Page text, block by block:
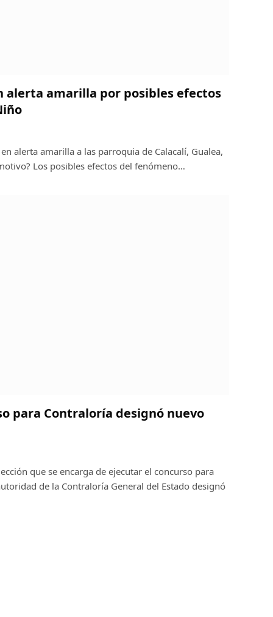
alerta amarilla por posibles efectos
alerta amarilla a las parroquia de Calacalí, Gualea,
Los posibles efectos del fenómeno…
para Contraloría designó nuevo
que se encarga de ejecutar el concurso para
de la Contraloría General del Estado designó